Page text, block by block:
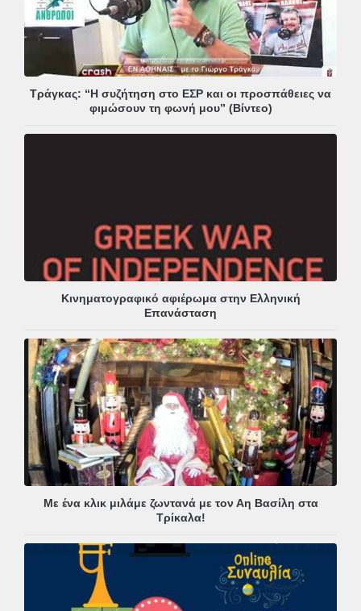
Τράγκας: “Η συζήτηση στο ΕΣΡ και οι προσπάθειες να
φιμώσουν τη φωνή μου” (Βίντεο)
Κινηματογραφικό αφιέρωμα στην Ελληνική
Επανάσταση
Με ένα κλικ μιλάμε ζωντανά με τον Αη Βασίλη στα
Τρίκαλα!